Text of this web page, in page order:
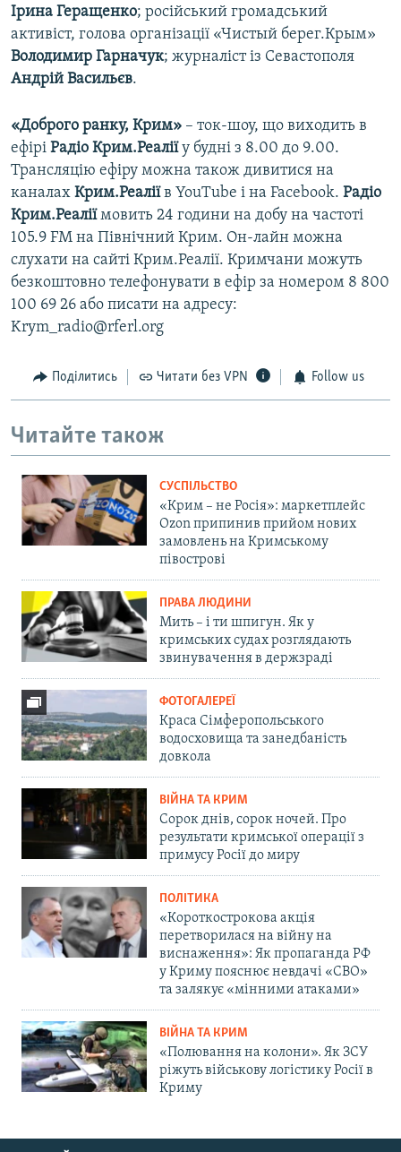
Ірина Геращенко; російський громадський
активіст, голова організації «Чистый берег.Крым»
Володимир Гарначук; журналіст із Севастополя
Андрій Васильєв.
«Доброго ранку, Крим» – ток-шоу, що виходить в
ефірі Радіо Крим.Реаліїу будні з 8.00 до 9.00.
Трансляцію ефіру можна також дивитися на
каналах Крим.Реаліїв YouTube і на Facebook. Радіо
Крим.Реаліїмовить 24 години на добу на частоті
105.9 FM на Північний Крим. Он-лайн можна
слухати на сайті Крим.Реалії. Кримчани можуть
безкоштовно телефонувати в ефір за номером 8 800
100 69 26 або писати на адресу:
Krym_radio@rferl.org
Поділитись Читати без VPN Follow us
Читайте також
СУСПІЛЬСТВО
«Крим – не Росія»: маркетплейс
Ozon припинив прийом нових
замовлень на Кримському
півострові
ПРАВА ЛЮДИНИ
Мить – і ти шпигун. Як у
кримських судах розглядають
звинувачення в держзраді
ФОТОГАЛЕРЕЇ
Краса Сімферопольського
водосховища та занедбаність
довкола
ВІЙНА ТА КРИМ
Сорок днів, сорок ночей. Про
результати кримської операції з
примусу Росії до миру
ПОЛІТИКА
«Короткострокова акція
перетворилася на війну на
виснаження»: Як пропаганда РФ
у Криму пояснює невдачі «СВО»
та залякує «мінними атаками»
ВІЙНА ТА КРИМ
«Полювання на колони». Як ЗСУ
ріжуть військову логістику Росії в
Криму